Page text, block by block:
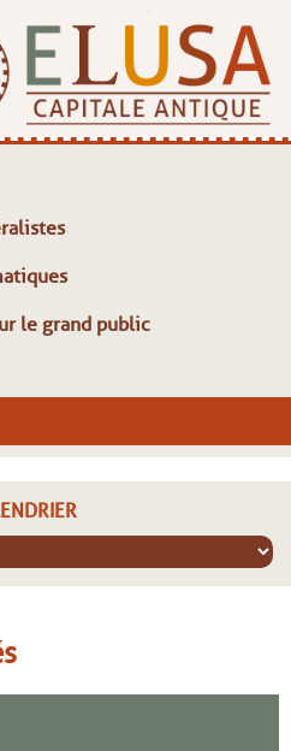
le grand public